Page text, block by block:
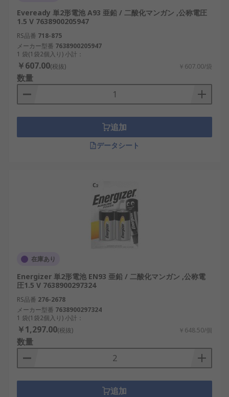
Eveready 単2形電池 A93 亜鉛 / 二酸化マンガン ,公称電圧
1.5 V 7638900205947
RS品番 718-875
メーカー型番 7638900205947
1 袋(1袋2個入り) 小計：
￥607.00(税抜) ￥607.00/袋
数量
追加
データシート
在庫あり
Energizer 単2形電池 EN93 亜鉛 / 二酸化マンガン ,公称電
圧1.5 V 7638900297324
RS品番 276-2678
メーカー型番 7638900297324
1 袋(1袋2個入り) 小計：
￥1,297.00(税抜) ￥648.50/個
数量
追加